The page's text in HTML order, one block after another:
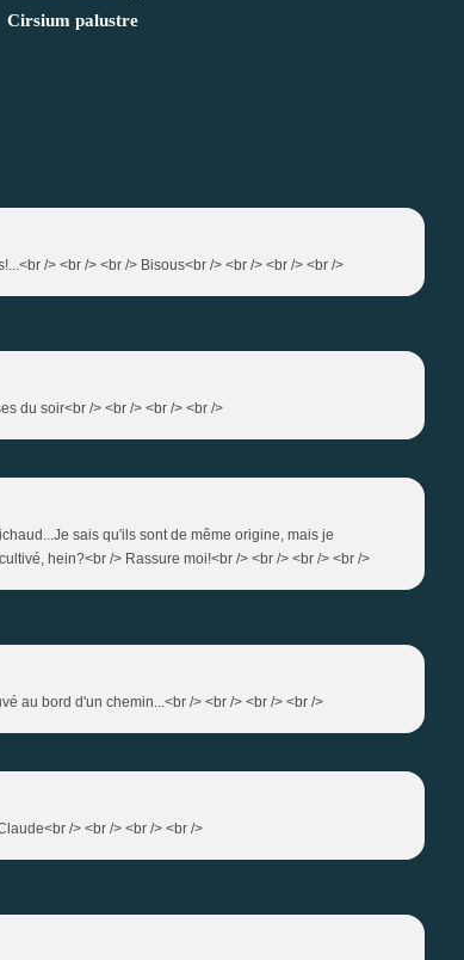
Cirsium palustre
/> <br /> <br /> Bisous<br /> <br /> <br /> <br />
du soir<br /> <br /> <br /> <br />
sais qu'ils sont de même origine, mais je
hein?<br /> Rassure moi!<br /> <br /> <br /> <br />
au bord d'un chemin...<br /> <br /> <br /> <br />
/> <br /> <br /> <br />